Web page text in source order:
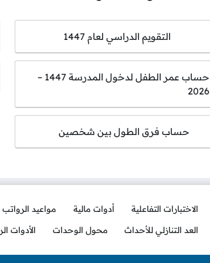
التقويم الدراسي لعام 1447
حساب عمر الطفل لدخول المدرسة 1447 –
2026
حساب فرق الطول بين شخصين
الاختبارات التفاعلية أدوات مالية مواعيد
العد التنازلي للأحداث محول الوحدات الأدوات